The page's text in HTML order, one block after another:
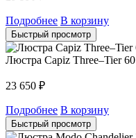
Подробнее В корзину
Быстрый просмотр
Люстра Capiz Three–Tier 60
23 650 ₽
Подробнее В корзину
Быстрый просмотр